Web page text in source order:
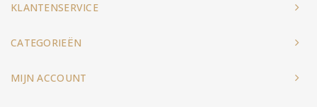
KLANTENSERVICE
CATEGORIEËN
MIJN ACCOUNT